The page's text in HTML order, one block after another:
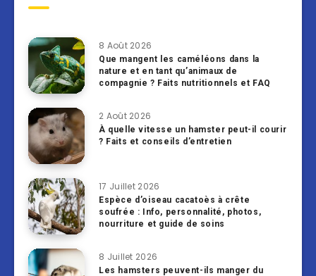
8 Août 2026
Que mangent les caméléons dans la
nature et en tant qu’animaux de
compagnie ? Faits nutritionnels et FAQ
2 Août 2026
À quelle vitesse un hamster peut-il courir
? Faits et conseils d’entretien
17 Juillet 2026
Espèce d’oiseau cacatoès à crête
soufrée : Info, personnalité, photos,
nourriture et guide de soins
8 Juillet 2026
Les hamsters peuvent-ils manger du